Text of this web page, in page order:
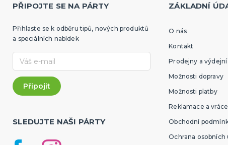
PŘIPOJTE SE NA PÁRTY
Přihlaste se k odběru tipů, nových produktů
a speciálních nabídek
SLEDUJTE NAŠI PÁRTY
ZÁKLADNÍ
O nás
Kontakt
Prodejny a
Možnosti dopravy
Možnosti platby
Reklamace a
Obchodní
Ochrana osobních